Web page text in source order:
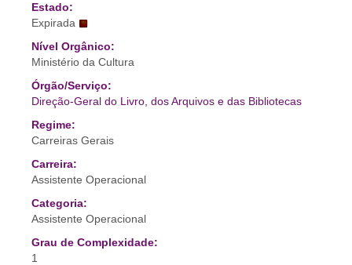
Estado:
Expirada
Nível Orgânico:
Ministério da Cultura
Órgão/Serviço:
Direção-Geral do Livro, dos Arquivos e das Bibliotecas
Regime:
Carreiras Gerais
Carreira:
Assistente Operacional
Categoria:
Assistente Operacional
Grau de Complexidade:
1